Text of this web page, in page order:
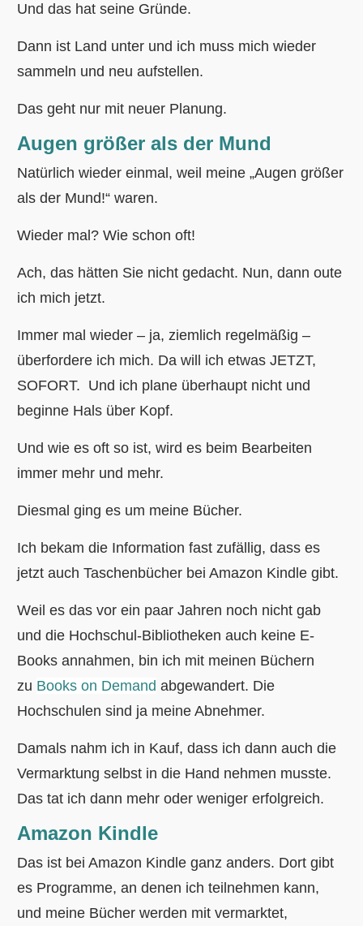
Und das hat seine Gründe.
Dann ist Land unter und ich muss mich wieder
sammeln und neu aufstellen.
Das geht nur mit neuer Planung.
Augen größer als der Mund
Natürlich wieder einmal, weil meine „Augen größer
als der Mund!“ waren.
Wieder mal? Wie schon oft!
Ach, das hätten Sie nicht gedacht. Nun, dann oute
ich mich jetzt.
Immer mal wieder – ja, ziemlich regelmäßig –
überfordere ich mich. Da will ich etwas JETZT,
SOFORT. Und ich plane überhaupt nicht und
beginne Hals über Kopf.
Und wie es oft so ist, wird es beim Bearbeiten
immer mehr und mehr.
Diesmal ging es um meine Bücher.
Ich bekam die Information fast zufällig, dass es
jetzt auch Taschenbücher bei Amazon Kindle gibt.
Weil es das vor ein paar Jahren noch nicht gab
und die Hochschul-Bibliotheken auch keine E-
Books annahmen, bin ich mit meinen Büchern
zu Books on Demand abgewandert. Die
Hochschulen sind ja meine Abnehmer.
Damals nahm ich in Kauf, dass ich dann auch die
Vermarktung selbst in die Hand nehmen musste.
Das tat ich dann mehr oder weniger erfolgreich.
Amazon Kindle
Das ist bei Amazon Kindle ganz anders. Dort gibt
es Programme, an denen ich teilnehmen kann,
und meine Bücher werden mit vermarktet,